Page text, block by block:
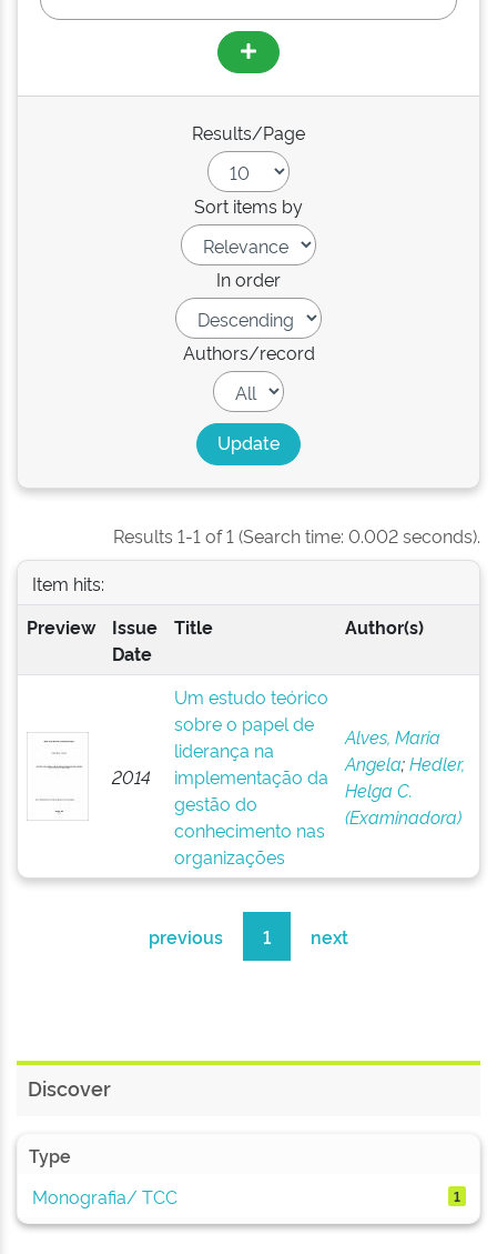
Results/Page
Sort items by
In order
Authors/record
Results 1-1 of 1 (Search time: 0.002 seconds).
Item hits:
Preview
Issue
Date
Title Author(s)
2014
Um estudo teórico
sobre o papel de
liderança na
implementação da
gestão do
conhecimento nas
organizações
Alves, Maria
Angela;Hedler,
Helga C.
(Examinadora)
previous 1 next
Discover
Type
Monografia/ TCC
1